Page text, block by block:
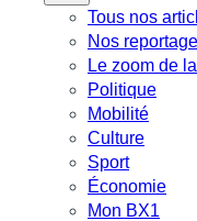
Tous nos
Nos
Le zoom de
Politique
Mobilité
Culture
Sport
Économie
Mon BX1